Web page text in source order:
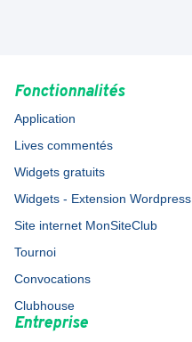
Fonctionnalités
Application
Lives commentés
Widgets gratuits
Widgets - Extension Wordpress
Site internet MonSiteClub
Tournoi
Convocations
Clubhouse
Entreprise